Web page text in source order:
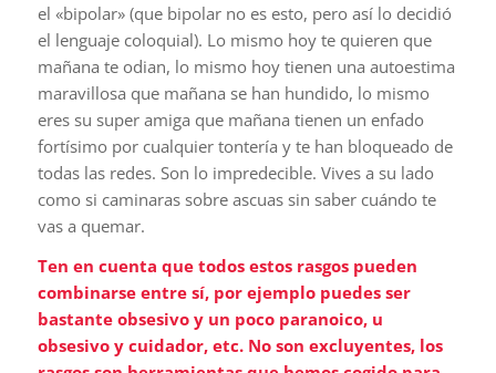
el «bipolar» (que bipolar no es esto, pero así lo decidió
el lenguaje coloquial). Lo mismo hoy te quieren que
mañana te odian, lo mismo hoy tienen una autoestima
maravillosa que mañana se han hundido, lo mismo
eres su super amiga que mañana tienen un enfado
fortísimo por cualquier tontería y te han bloqueado de
todas las redes. Son lo impredecible. Vives a su lado
como si caminaras sobre ascuas sin saber cuándo te
vas a quemar.
Ten en cuenta que todos estos rasgos pueden
combinarse entre sí, por ejemplo puedes ser
bastante obsesivo y un poco paranoico, u
obsesivo y cuidador, etc. No son excluyentes, los